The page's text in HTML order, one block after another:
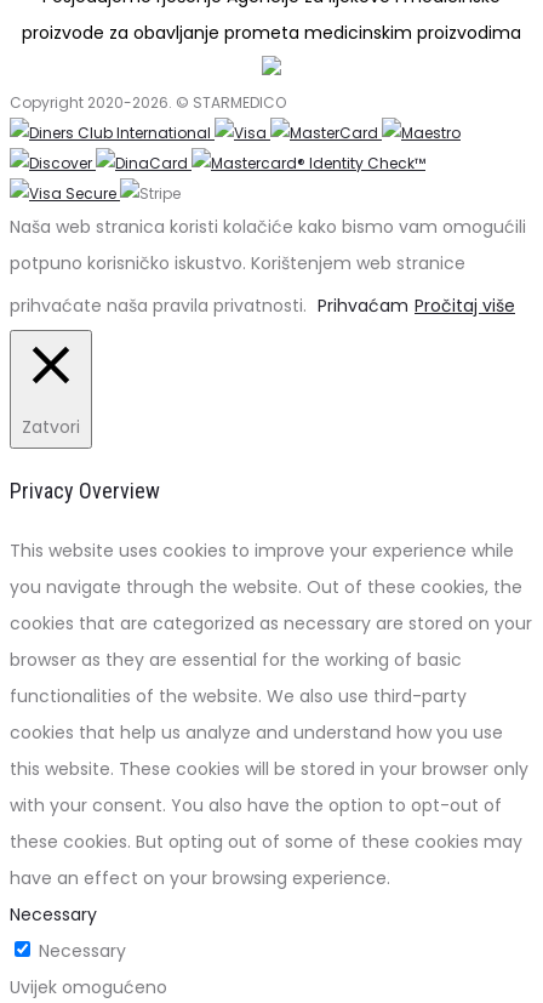
proizvode za obavljanje prometa medicinskim proizvodima
Copyright 2020-2026. © STARMEDICO
Naša web stranica koristi kolačiće kako bismo vam omogućili
potpuno korisničko iskustvo. Korištenjem web stranice
prihvaćate naša pravila privatnosti. Prihvaćam Pročitaj više
Zatvori
Privacy Overview
This website uses cookies to improve your experience while
you navigate through the website. Out of these cookies, the
cookies that are categorized as necessary are stored on your
browser as they are essential for the working of basic
functionalities of the website. We also use third-party
cookies that help us analyze and understand how you use
this website. These cookies will be stored in your browser only
with your consent. You also have the option to opt-out of
these cookies. But opting out of some of these cookies may
have an effect on your browsing experience.
Necessary
Necessary
Uvijek omogućeno